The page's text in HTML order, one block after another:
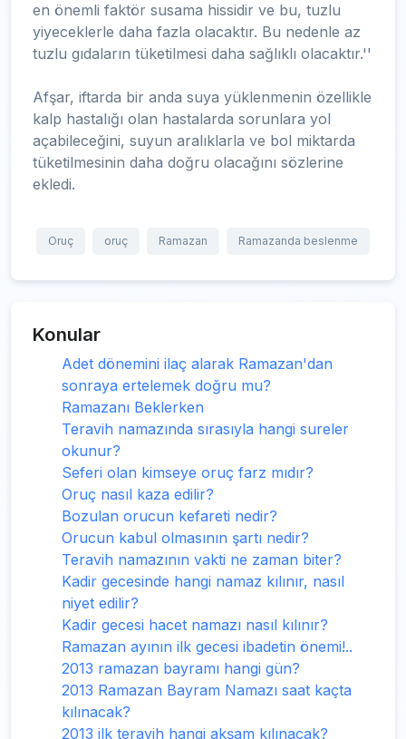
en önemli faktör susama hissidir ve bu, tuzlu
yiyeceklerle daha fazla olacaktır. Bu nedenle az
tuzlu gıdaların tüketilmesi daha sağlıklı olacaktır.''
Afşar, iftarda bir anda suya yüklenmenin özellikle
kalp hastalığı olan hastalarda sorunlara yol
açabileceğini, suyun aralıklarla ve bol miktarda
tüketilmesinin daha doğru olacağını sözlerine
ekledi.
Oruç oruç Ramazan Ramazanda beslenme
Konular
Adet dönemini ilaç alarak Ramazan'dan
sonraya ertelemek doğru mu?
Ramazanı Beklerken
Teravih namazında sırasıyla hangi sureler
okunur?
Seferi olan kimseye oruç farz mıdır?
Oruç nasıl kaza edilir?
Bozulan orucun kefareti nedir?
Orucun kabul olmasının şartı nedir?
Teravih namazının vakti ne zaman biter?
Kadir gecesinde hangi namaz kılınır, nasıl
niyet edilir?
Kadir gecesi hacet namazı nasıl kılınır?
Ramazan ayının ilk gecesi ibadetin önemi!..
2013 ramazan bayramı hangi gün?
2013 Ramazan Bayram Namazı saat kaçta
kılınacak?
2013 ilk teravih hangi akşam kılınacak?